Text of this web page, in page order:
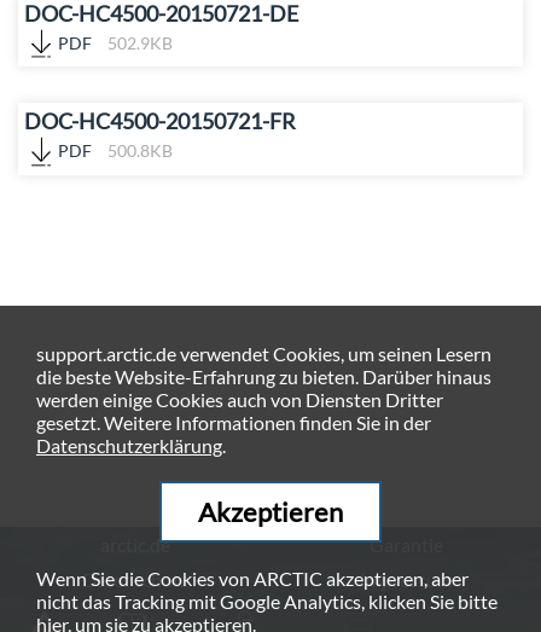
DOC-HC4500-20150721-DE
PDF 502.9KB
DOC-HC4500-20150721-FR
PDF 500.8KB
arctic.de
Garantie
Datenschutz
Impressum
© ARCTIC (HK) Ltd. - 2026
support.arctic.de verwendet Cookies, um seinen Lesern
die beste Website-Erfahrung zu bieten. Darüber hinaus
werden einige Cookies auch von Diensten Dritter
gesetzt. Weitere Informationen finden Sie in der
Datenschutzerklärung.
Akzeptieren
Wenn Sie die Cookies von ARCTIC akzeptieren, aber
nicht das Tracking mit Google Analytics, klicken Sie bitte
hier, um sie zu akzeptieren.